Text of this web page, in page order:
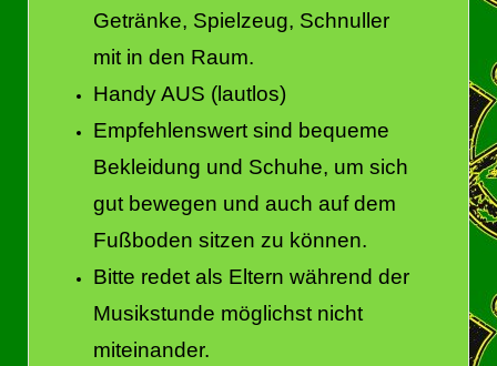
Getränke, Spielzeug, Schnuller
mit in den Raum.
Handy AUS (lautlos)
Empfehlenswert sind bequeme
Bekleidung und Schuhe, um sich
gut bewegen und auch auf dem
Fußboden sitzen zu können.
Bitte redet als Eltern während der
Musikstunde möglichst nicht
miteinander.